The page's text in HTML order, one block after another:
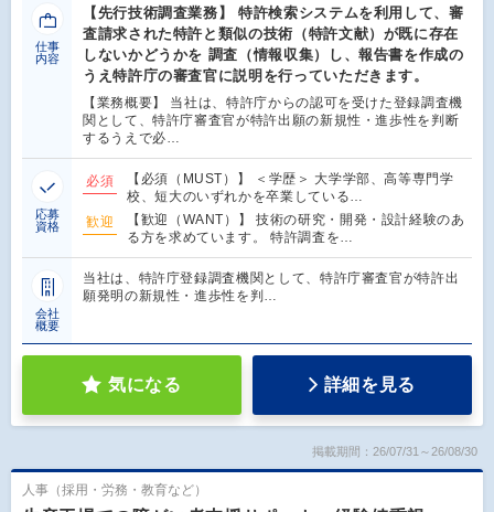
仕事
内容
【先行技術調査業務】 特許検索システムを利用して、審
査請求された特許と類似の技術（特許文献）が既に存在
しないかどうかを 調査（情報収集）し、報告書を作成の
うえ特許庁の審査官に説明を行っていただきます。
【業務概要】 当社は、特許庁からの認可を受けた登録調査機
関として、特許庁審査官が特許出願の新規性・進歩性を判断
するうえで必…
応募
資格
必須
【必須（MUST）】 ＜学歴＞ 大学学部、高等専門学
校、短大のいずれかを卒業している…
歓迎
【歓迎（WANT）】 技術の研究・開発・設計経験のあ
る方を求めています。 特許調査を…
会社
概要
当社は、特許庁登録調査機関として、特許庁審査官が特許出
願発明の新規性・進歩性を判…
気になる 詳細を見る
掲載期間：26/07/31～26/08/30
人事（採用・労務・教育など）